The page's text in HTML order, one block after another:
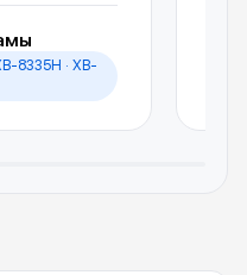
8335H · XB-